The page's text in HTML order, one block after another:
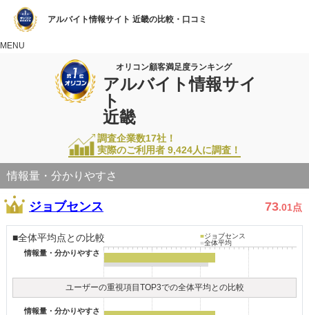
アルバイト情報サイト 近畿の比較・口コミ
MENU
オリコン顧客満足度ランキング
アルバイト情報サイ
ト
近畿
調査企業数17社！
実際のご利用者 9,424人に調査！
情報量・分かりやすさ
ジョブセンス 73.01点
■全体平均点との比較 ■ジョブセンス
■全体平均
情報量・分かりやすさ
ユーザーの重視項目TOP3での全体平均との比較
情報量・分かりやすさ